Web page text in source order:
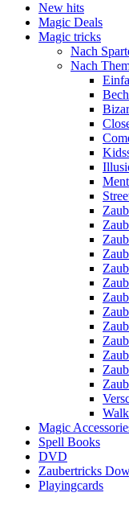
New hits
Magic Deals
Magic tricks
Nach
Nach
Magic
Spell Books
DVD
Zaubertricks
Playingcards